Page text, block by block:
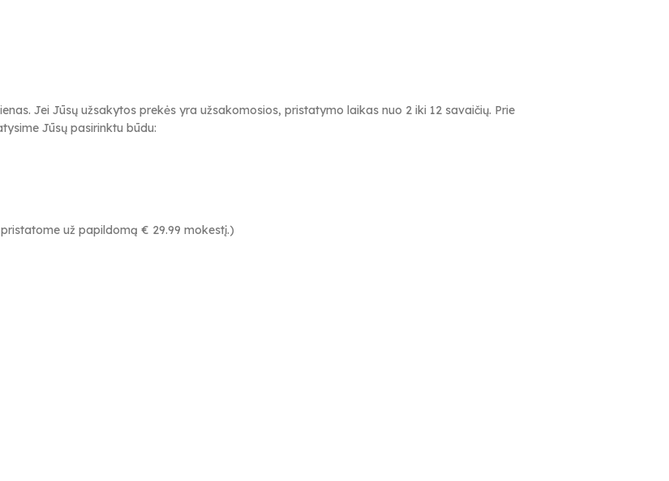
Jei Jūsų užsakytos prekės yra užsakomosios, pristatymo laikas nuo 2 iki 12 savaičių. Prie
Jūsų pasirinktu būdu:
už papildomą € 29.99 mokestį.)